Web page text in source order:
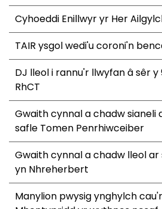
Cyhoeddi Enillwyr yr Her
TAIR ysgol wedi'u coroni'n
DJ lleol i rannu'r llwyfan â sêr
RhCT
Gwaith cynnal a chadw sianeli
safle Tomen Penrhiwceiber
Gwaith cynnal a chadw lleol
yn Nhreherbert
Manylion pwysig ynghylch